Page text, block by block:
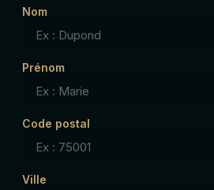
Nom
Prénom
Code postal
Ville